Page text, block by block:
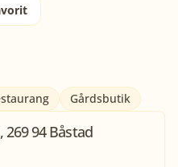
Gårdsbutik
94 Båstad